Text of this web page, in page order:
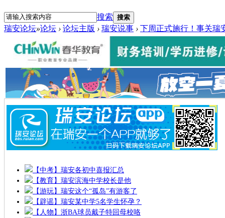
搜索 搜索
瑞安论坛»论坛 › 论坛主版 › 瑞安说事 › 下周正式施行！事关瑞
【中考】瑞安各初中喜报汇总
【教育】瑞安滨海中学校长是他
【游玩】瑞安这个“孤岛”有游客了
【辟谣】瑞安某中学5名学生怀孕？
【人物】浙BA球员戴子特回母校咯